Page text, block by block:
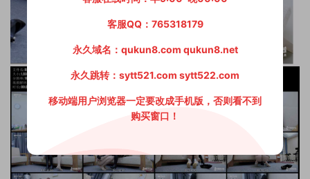
客服QQ：765318179
永久域名：qukun8.com qukun8.net
永久跳转：sytt521.com sytt522.com
移动端用户浏览器一定要改成手机版，否则看不到
购买窗口！